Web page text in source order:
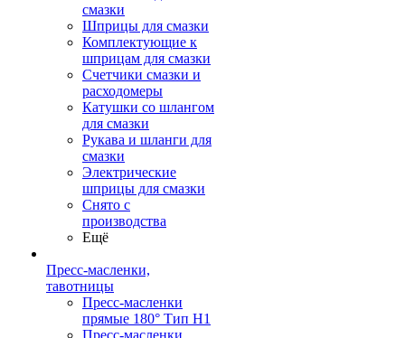
смазки
Шприцы для смазки
Комплектующие к
шприцам для смазки
Счетчики смазки и
расходомеры
Катушки со шлангом
для смазки
Рукава и шланги для
смазки
Электрические
шприцы для смазки
Снято с
производства
Ещё
Пресс-масленки,
тавотницы
Пресс-масленки
прямые 180° Тип H1
Пресс-масленки